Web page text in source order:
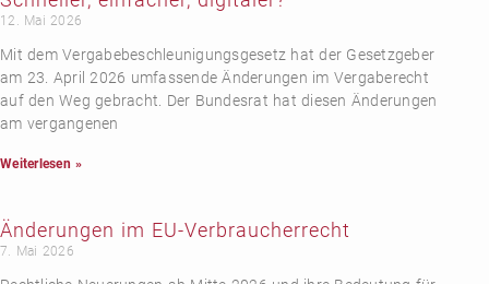
12. Mai 2026
Mit dem Vergabebeschleunigungsgesetz hat der Gesetzgeber
am 23. April 2026 umfassende Änderungen im Vergaberecht
auf den Weg gebracht. Der Bundesrat hat diesen Änderungen
am vergangenen
Weiterlesen »
Änderungen im EU-Verbraucherrecht
7. Mai 2026